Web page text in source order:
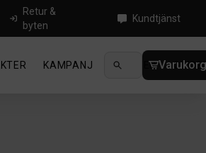
Retur &
byten
Kundtjänst
KAMPANJ NYHETER